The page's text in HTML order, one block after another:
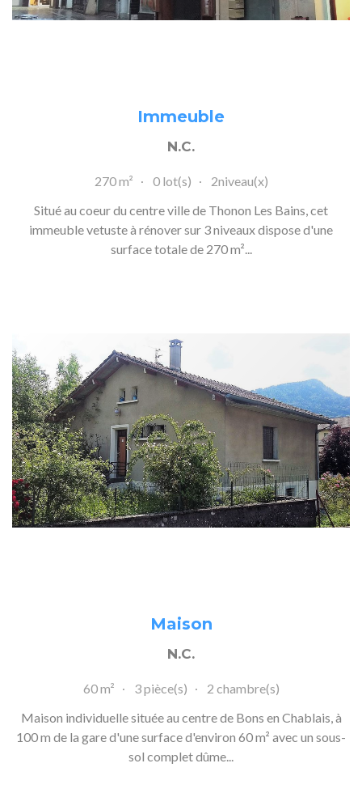
Immeuble
N.C.
270 m² 0 lot(s)
2niveau(x)
Situé au coeur du centre ville de Thonon Les Bains, cet
immeuble vetuste à rénover sur 3 niveaux dispose d'une
surface totale de 270 m²...
Maison
N.C.
60 m² 3 pièce(s)
2 chambre(s)
Maison individuelle située au centre de Bons en Chablais, à
100 m de la gare d'une surface d'environ 60 m² avec un sous-
sol complet dûme...